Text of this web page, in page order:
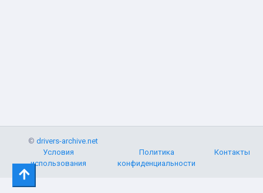
©drivers-archive.net
Условия
использования
Политика
конфиденциальности
Контакты